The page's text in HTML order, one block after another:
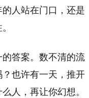
人站在门口，还是
答案。数不清的流
也许有一天，推开
人，再让你幻想。